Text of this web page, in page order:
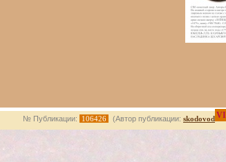
№ Публикации: 106426 (Автор публикации: skodovod